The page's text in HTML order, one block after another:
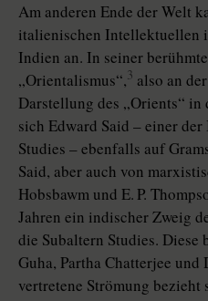
Am anderen Ende der Welt
italienischen Intellektuellen
Indien an. In seiner
„Orientalismus“,3 also an
Darstellung des „Orients“
sich Edward Said – einer
Studies – ebenfalls auf
Said, aber auch von
Hobsbawm und E. P.
Jahren ein indischer Zweig
die Subaltern Studies. Diese
Guha, Partha Chatterjee und
vertretene Strömung